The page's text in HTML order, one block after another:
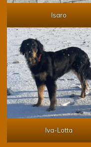
Isaro
Iva-Lotta